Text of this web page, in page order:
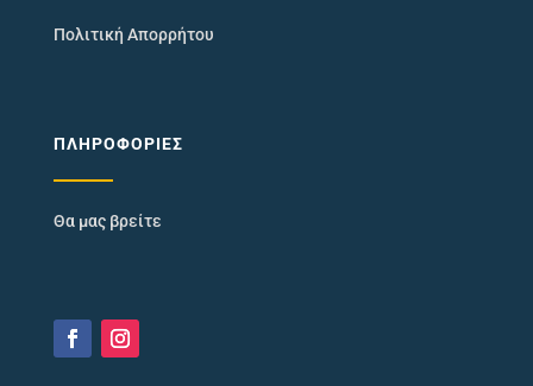
Πολιτική Απορρήτου
ΠΛΗΡΟΦΟΡΊΕΣ
Θα μας βρείτε